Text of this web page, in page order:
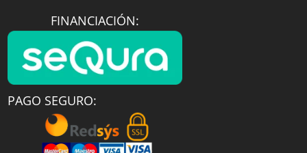
FINANCIACIÓN:
PAGO SEGURO: